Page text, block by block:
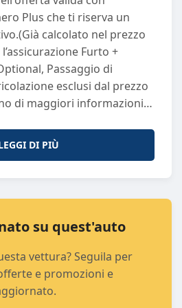
: euro6
: 0
Plus che ti riserva un
calcolato nel prezzo
Furto +
Passaggio di
esclusi dal prezzo
di maggiori informazioni?
al numero +39 011 297
saranno lieti di
Selezioniamo
garantendo
Il nostro obiettivo è
d'acquisto di prim’ordine.
DI PIÙ
su quest'auto
vettura? Seguila per
e promozioni e